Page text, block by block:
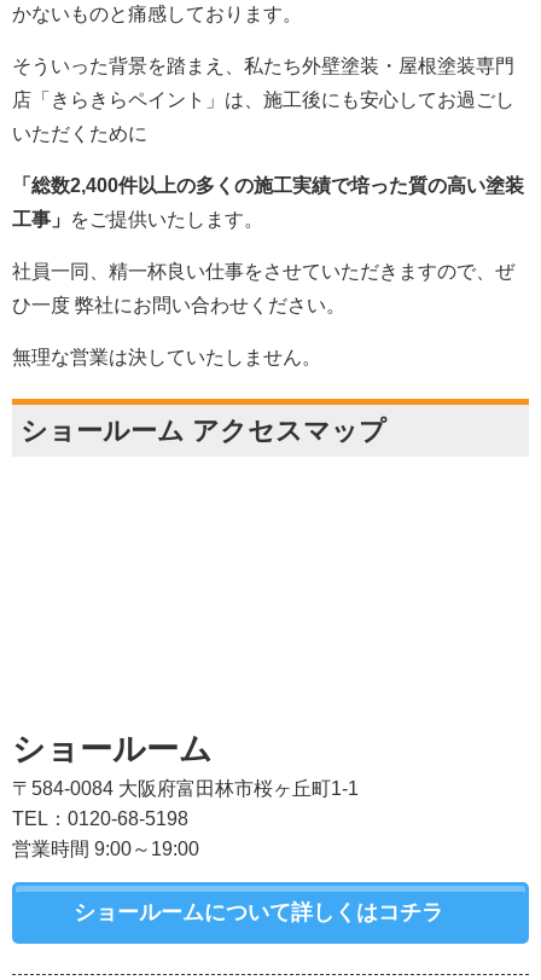
かないものと痛感しております。
そういった背景を踏まえ、私たち外壁塗装・屋根塗装専門
店「きらきらペイント」は、施工後にも安心してお過ごし
いただくために
「総数2,400件以上の多くの施工実績で培った質の高い塗装
工事」
をご提供いたします。
社員一同、精一杯良い仕事をさせていただきますので、ぜ
ひ一度 弊社にお問い合わせください。
無理な営業は決していたしません。
ショールーム アクセスマップ
ショールーム
〒584-0084 大阪府富田林市桜ヶ丘町1-1
TEL：0120-68-5198
営業時間 9:00～19:00
ショールームについて詳しくはコチラ